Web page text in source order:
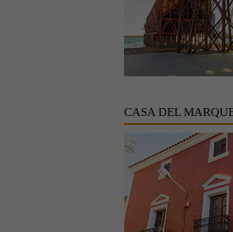
CASA DEL